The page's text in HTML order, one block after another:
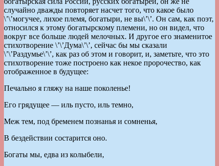
случайно дважды повторяет насчет того, что какое было
\’\’могучее, лихое племя, богатыри, не вы\’\’. Он сам, как поэт,
относился к этому богатырскому племени, но он видел, что
вокруг все больше людей мелочных. И другое его знаменитое
стихотворение \’\’Дума\’\’, сейчас бы мы сказали
\’\’Раздумье\’\’, как раз об этом и говорит, и, заметьте, что это
стихотворение тоже построено как некое пророчество, как
отображенное в будущее:
Печально я гляжу на наше поколенье!
Его грядущее — иль пусто, иль темно,
Меж тем, под бременем познанья и сомненья,
В бездействии состарится оно.
Богаты мы, едва из колыбели,